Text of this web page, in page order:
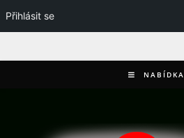
Přihlásit se
NABÍDKA